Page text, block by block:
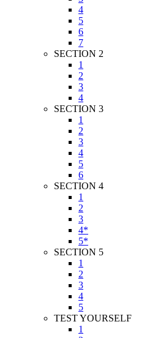
4
5
6
7
SECTION 2
1
2
3
4
SECTION 3
1
2
3
4
5
6
SECTION 4
1
2
3
4*
5*
SECTION 5
1
2
3
4
5
TEST YOURSELF
1